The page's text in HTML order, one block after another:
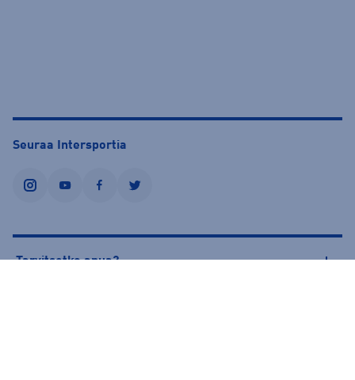
Seuraa Intersportia
instagramyoutubefacebooktwitter
Tarvitsetko apua?